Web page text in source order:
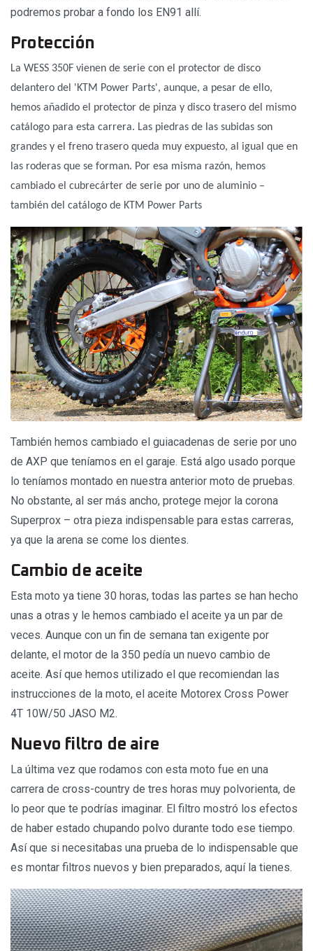
podremos probar a fondo los EN91 allí.
Protección
La WESS 350F vienen de serie con el protector de disco
delantero del 'KTM Power Parts', aunque, a pesar de ello,
hemos añadido el protector de pinza y disco trasero del mismo
catálogo para esta carrera. Las piedras de las subidas son
grandes y el freno trasero queda muy expuesto, al igual que en
las roderas que se forman. Por esa misma razón, hemos
cambiado el cubrecárter de serie por uno de aluminio –
también del catálogo de KTM Power Parts
También hemos cambiado el guiacadenas de serie por uno
de AXP que teníamos en el garaje. Está algo usado porque
lo teníamos montado en nuestra anterior moto de pruebas.
No obstante, al ser más ancho, protege mejor la corona
Superprox – otra pieza indispensable para estas carreras,
ya que la arena se come los dientes.
Cambio de aceite
Esta moto ya tiene 30 horas, todas las partes se han hecho
unas a otras y le hemos cambiado el aceite ya un par de
veces. Aunque con un fin de semana tan exigente por
delante, el motor de la 350 pedía un nuevo cambio de
aceite. Así que hemos utilizado el que recomiendan las
instrucciones de la moto, el aceite Motorex Cross Power
4T 10W/50 JASO M2.
Nuevo filtro de aire
La última vez que rodamos con esta moto fue en una
carrera de cross-country de tres horas muy polvorienta, de
lo peor que te podrías imaginar. El filtro mostró los efectos
de haber estado chupando polvo durante todo ese tiempo.
Así que si necesitabas una prueba de lo indispensable que
es montar filtros nuevos y bien preparados, aquí la tienes.